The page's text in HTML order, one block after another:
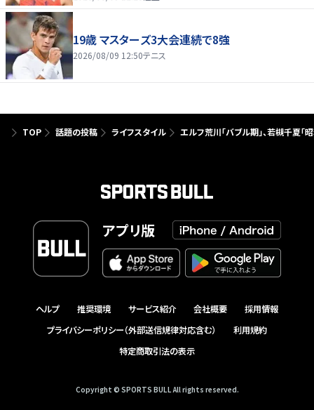
19歳 マスターズ3大会連続で8強
2026/08/09 12:50テニス
TOP 話題の投稿 ライフスタイル エルフ荒川「バブル期」、若槻千夏
アプリ版
ヘルプ 推奨環境 サービス紹介 会社概要
採用情報
プライバシーポリシー（外部送信規律対応含む）
利用規約
特定商取引法の表示
Copyright © SPORTS BULL All rights reserved.